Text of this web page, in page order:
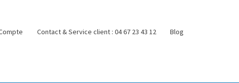
Contact & Service client : 04 67 23 43 12 Blog